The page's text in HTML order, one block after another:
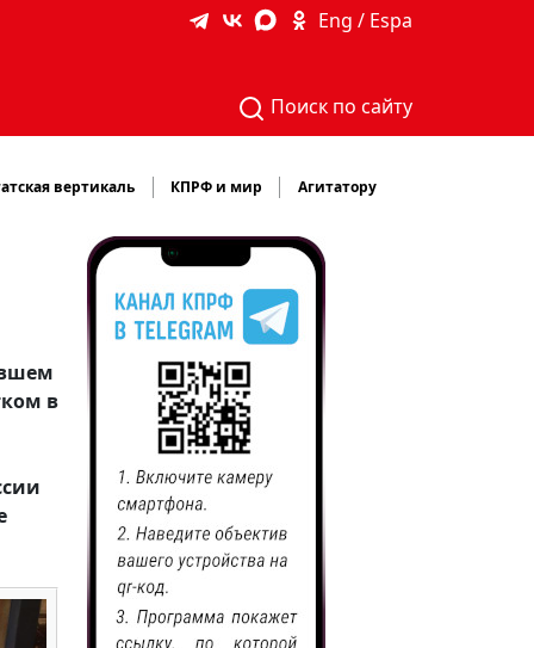
Eng / Espa
Поиск по сайту
вертикаль КПРФ и мир Агитатору
в